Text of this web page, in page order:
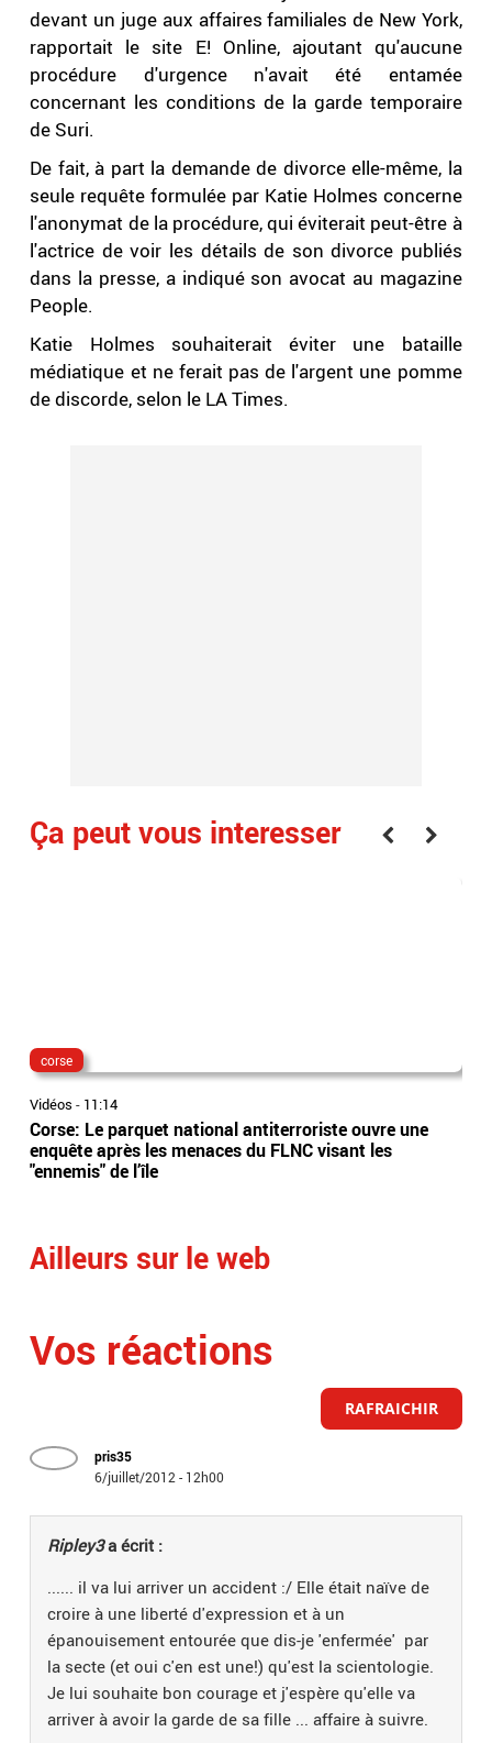
devant un juge aux affaires familiales de New York,
rapportait le site E! Online, ajoutant qu'aucune
procédure d'urgence n'avait été entamée
concernant les conditions de la garde temporaire
de Suri.
De fait, à part la demande de divorce elle-même, la
seule requête formulée par Katie Holmes concerne
l'anonymat de la procédure, qui éviterait peut-être à
l'actrice de voir les détails de son divorce publiés
dans la presse, a indiqué son avocat au magazine
People.
Katie Holmes souhaiterait éviter une bataille
médiatique et ne ferait pas de l'argent une pomme
de discorde, selon le LA Times.
Ça peut vous interesser
corse
Vidéos - 11:14
Corse: Le parquet national antiterroriste ouvre une
enquête après les menaces du FLNC visant les
"ennemis" de l’île
Ailleurs sur le web
Vos réactions
RAFRAICHIR
pris35
6/juillet/2012 - 12h00
Ripley3a écrit :
...... il va lui arriver un accident :/ Elle était naïve de
croire à une liberté d'expression et à un
épanouisement entourée que dis-je 'enfermée' par
la secte (et oui c'en est une!) qu'est la scientologie.
Je lui souhaite bon courage et j'espère qu'elle va
arriver à avoir la garde de sa fille ... affaire à suivre.